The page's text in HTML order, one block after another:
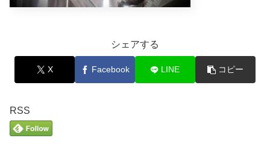
シェアする
X Facebook LINE コピー
RSS